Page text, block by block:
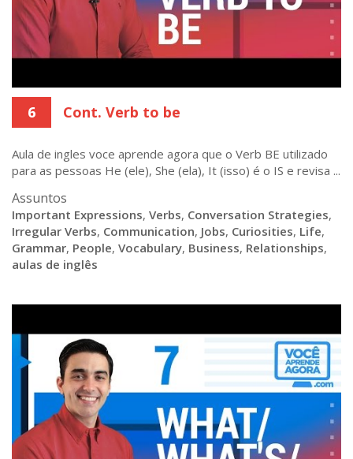
6 Cont. Verb to be
Aula de ingles voce aprende agora que o Verb BE utilizado
para as pessoas He (ele), She (ela), It (isso) é o IS e revisa ...
Assuntos
Important Expressions, Verbs, Conversation Strategies,
Irregular Verbs, Communication, Jobs, Curiosities, Life,
Grammar, People, Vocabulary, Business, Relationships,
aulas de inglês